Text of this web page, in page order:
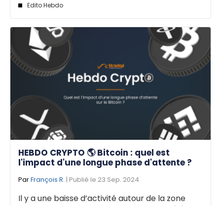
Edito Hebdo
HEBDO CRYPTO 🌎 Bitcoin : quel est
l'impact d'une longue phase d'attente ?
ParFrançois R. | Publié le 23 Sep. 2024
Il y a une baisse d’activité autour de la zone